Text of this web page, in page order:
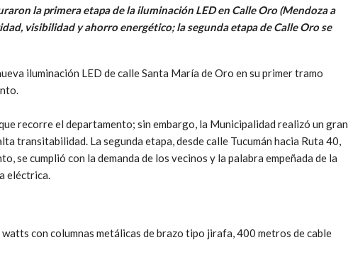
la primera etapa de la iluminación LED en Calle Oro (Mendoza a
visibilidad y ahorro energético; la segunda etapa de Calle Oro se
iluminación LED de calle Santa María de Oro en su primer tramo
recorre el departamento; sin embargo, la Municipalidad realizó un gran
transitabilidad. La segunda etapa, desde calle Tucumán hacia Ruta 40,
se cumplió con la demanda de los vecinos y la palabra empeñada de la
eléctrica.
con columnas metálicas de brazo tipo jirafa, 400 metros de cable